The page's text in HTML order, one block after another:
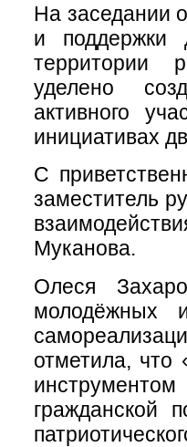
На заседании
и поддержки
территории
уделено
активного
инициативах
С
заместитель
Муканова.
Олеся
молодёжных
отметила,
гражданской